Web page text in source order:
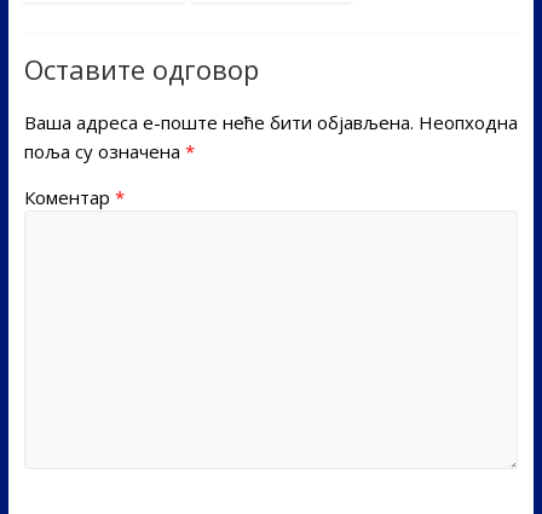
Оставите одговор
Ваша адреса е-поште неће бити објављена. Неопходна
поља су означена *
Коментар *